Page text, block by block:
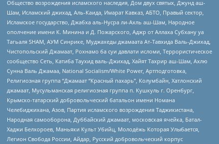
Общество возрождения исламского наследия, Дом двух святых, Джунд аш-
Шам, Исламский джихад, Аль-Каида, Имарат Кавказ, АБТО, Правый сектор,
Исламское государство, Джабха аль-Нусра ли-Ахль аш-Шам, Народное
ополчение имени К. Минина и Д. Пожарского, Аджр от Аллаха Субхану уа
Тагьаля SHAM, АУМ Синрике, Муджахеды джамаата Ат-Тавхида Валь-Джихад,
Чистопольский Джамаат, Рохнамо ба суи давлати исломи, Террористическое
сообщество Сеть, Катиба Таухид валь-Джихад, Хайят Тахрир аш-Шам, Ахлю
Сунна Валь Джамаа, National Socialism/White Power, Артподготовка,
Религиозная группа “Джамаат “Красный пахарь”, Колумбайн, Хатлонский
джамаат, Мусульманская религиозная группа п. Кушкуль г. Оренбург,
Крымско-татарский добровольческий батальон имени Номана
Челебиджихана, Азов, Партия исламского возрождения Таджикистана,
Народная самооборона, Дуббайский джамаат, московская ячейка, Батал-
Хаджи Белхороев, Маньяки Культ Убийц, Молодёжь Которая Улыбается,
Легион Свобода России, Айдар, Русский добровольческий корпус